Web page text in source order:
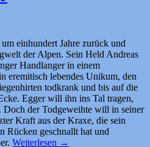
einhundert Jahre zurück und
der Alpen. Sein Held Andreas
Handlanger in einem
eremitisch lebendes Unikum, den
todkrank und bis auf die
Egger will ihn ins Tal tragen,
der Todgeweihte will in seiner
Kraft aus der Kraxe, die sein
Rücken geschnallt hat und
Weiterlesen →